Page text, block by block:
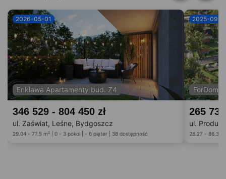
2026-05-01
Enklawa Apartamenty bud. Z4
346 529 - 804 450 zł
ul. Zaświat, Leśne, Bydgoszcz
29.04 - 77.5 m² | 0 - 3 pokoi | - 6 pięter | 38 dostępność
2025-09-
ForDom
265
ul.